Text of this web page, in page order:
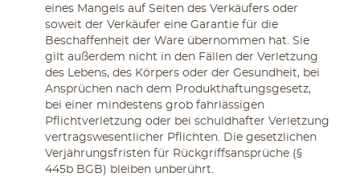
eines Mangels auf Seiten des Verkäufers oder
soweit der Verkäufer eine Garantie für die
Beschaffenheit der Ware übernommen hat. Sie
gilt außerdem nicht in den Fällen der Verletzung
des Lebens, des Körpers oder der Gesundheit, bei
Ansprüchen nach dem Produkthaftungsgesetz,
bei einer mindestens grob fahrlässigen
Pflichtverletzung oder bei schuldhafter Verletzung
vertragswesentlicher Pflichten. Die gesetzlichen
Verjährungsfristen für Rückgriffsansprüche (§
445b BGB) bleiben unberührt.